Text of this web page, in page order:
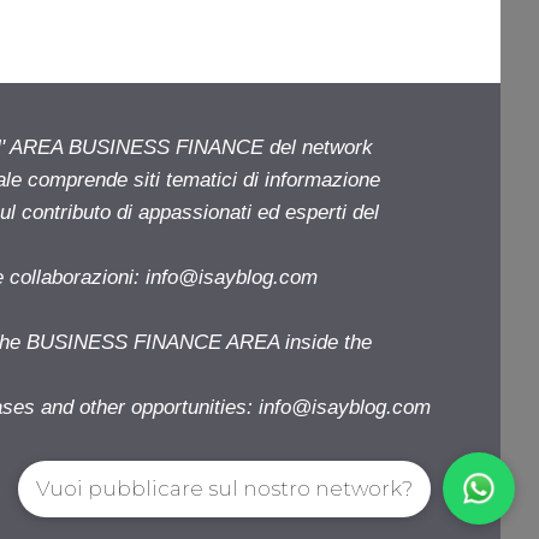
BUSINESS FINANCE del network
comprende siti tematici di informazione
contributo di appassionati ed esperti del
collaborazioni: info@isayblog.com
BUSINESS FINANCE AREA inside the
and other opportunities: info@isayblog.com
Vuoi pubblicare sul nostro network?